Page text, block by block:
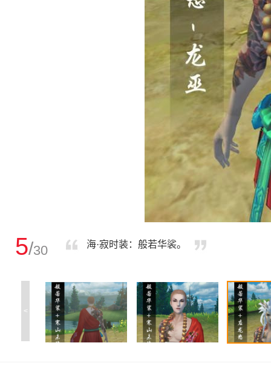
5/30 海·寂时装：般若华裟。
<